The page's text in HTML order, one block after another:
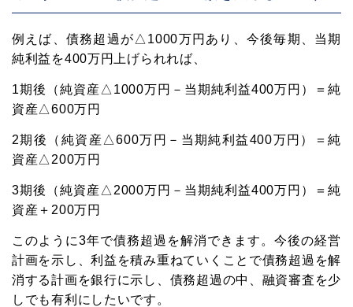
例えば、債務超過が△1000万円あり、今後毎期、当期
純利益を400万円上げられれば、
1期後（純資産△1000万円－当期純利益400万円）＝純
資産△600万円
2期後（純資産△600万円－当期純利益400万円）＝純
資産△200万円
3期後（純資産△2000万円－当期純利益400万円）＝純
資産＋200万円
このように3年で債務超過を解消できます。今後の経営
計画を示し、利益を積み重ねていくことで債務超過を解
消する計画を銀行に示し、債務超過の中、融資審査を少
しでも有利にしたいです。